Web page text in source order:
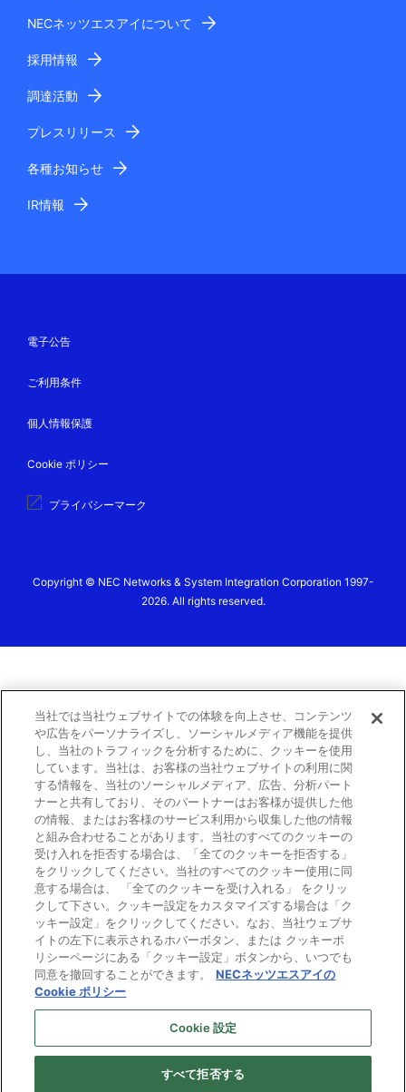
NECネッツエスアイについて
採用情報
調達活動
プレスリリース
各種お知らせ
IR情報
電子公告
ご利用条件
個人情報保護
Cookie ポリシー
プライバシーマーク
Copyright © NEC Networks & System Integration Corporation 1997-
2026. All rights reserved.
当社では当社ウェブサイトでの体験を向上させ、コンテンツ
や広告をパーソナライズし、ソーシャルメディア機能を提供
し、当社のトラフィックを分析するために、クッキーを使用
しています。当社は、お客様の当社ウェブサイトの利用に関
する情報を、当社のソーシャルメディア、広告、分析パート
ナーと共有しており、そのパートナーはお客様が提供した他
の情報、またはお客様のサービス利用から収集した他の情報
と組み合わせることがあります。当社のすべてのクッキーの
受け入れを拒否する場合は、「全てのクッキーを拒否する」
をクリックしてください。当社のすべてのクッキー使用に同
意する場合は、 「全てのクッキーを受け入れる」 をクリッ
クして下さい。クッキー設定をカスタマイズする場合は「ク
ッキー設定」をクリックしてください。なお、当社ウェブサ
イトの左下に表示されるホバーボタン、または クッキーポ
リシーページにある「クッキー設定」ボタンから、いつでも
同意を撤回することができます。
NECネッツエスアイの
Cookie ポリシー
Cookie 設定
すべて拒否する